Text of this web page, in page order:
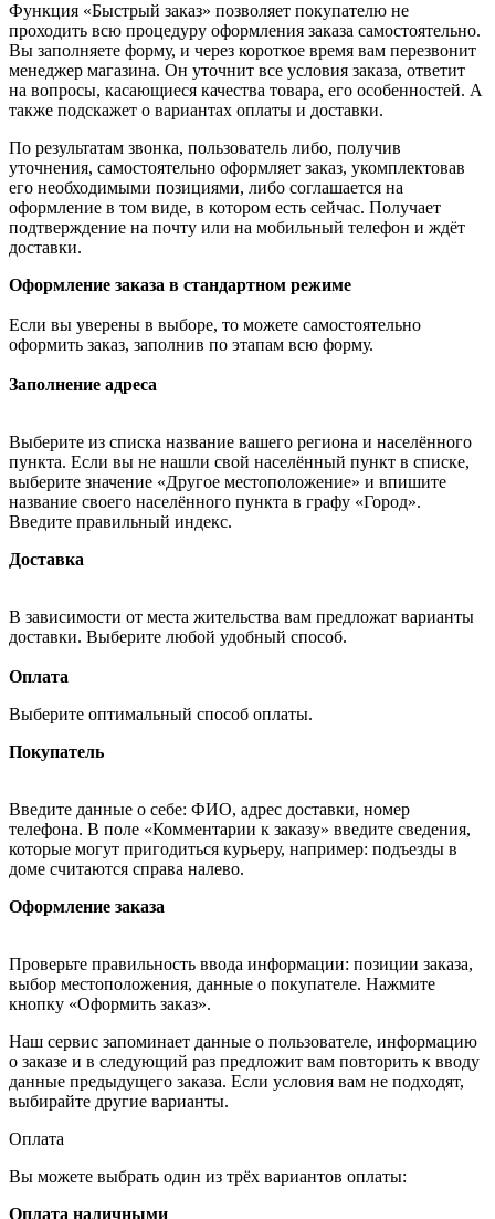
Функция «Быстрый заказ» позволяет покупателю не
проходить всю процедуру оформления заказа самостоятельно.
Вы заполняете форму, и через короткое время вам перезвонит
менеджер магазина. Он уточнит все условия заказа, ответит
на вопросы, касающиеся качества товара, его особенностей. А
также подскажет о вариантах оплаты и доставки.
По результатам звонка, пользователь либо, получив
уточнения, самостоятельно оформляет заказ, укомплектовав
его необходимыми позициями, либо соглашается на
оформление в том виде, в котором есть сейчас. Получает
подтверждение на почту или на мобильный телефон и ждёт
доставки.
Оформление заказа в стандартном режиме
Если вы уверены в выборе, то можете самостоятельно
оформить заказ, заполнив по этапам всю форму.
Заполнение адреса
Выберите из списка название вашего региона и населённого
пункта. Если вы не нашли свой населённый пункт в списке,
выберите значение «Другое местоположение» и впишите
название своего населённого пункта в графу «Город».
Введите правильный индекс.
Доставка
В зависимости от места жительства вам предложат варианты
доставки. Выберите любой удобный способ.
Оплата
Выберите оптимальный способ оплаты.
Покупатель
Введите данные о себе: ФИО, адрес доставки, номер
телефона. В поле «Комментарии к заказу» введите сведения,
которые могут пригодиться курьеру, например: подъезды в
доме считаются справа налево.
Оформление заказа
Проверьте правильность ввода информации: позиции заказа,
выбор местоположения, данные о покупателе. Нажмите
кнопку «Оформить заказ».
Наш сервис запоминает данные о пользователе, информацию
о заказе и в следующий раз предложит вам повторить к вводу
данные предыдущего заказа. Если условия вам не подходят,
выбирайте другие варианты.
Оплата
Вы можете выбрать один из трёх вариантов оплаты:
Оплата наличными